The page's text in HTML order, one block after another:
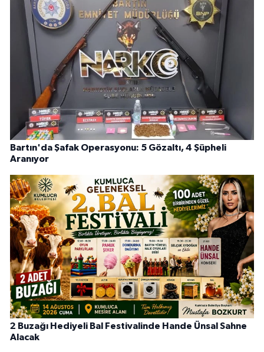
Bartın'da Şafak Operasyonu: 5 Gözaltı, 4 Şüpheli
Aranıyor
2 Buzağı Hediyeli Bal Festivalinde Hande Ünsal Sahne
Alacak